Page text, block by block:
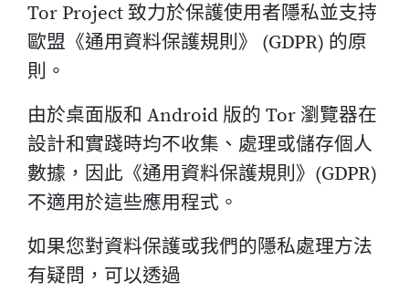
Tor Project 致力於保護使用者隱私並支持
歐盟《通用資料保護規則》 (GDPR) 的原
則。
由於桌面版和 Android 版的 Tor 瀏覽器在
設計和實踐時均不收集、處理或儲存個人
數據，因此《通用資料保護規則》(GDPR)
不適用於這些應用程式。
如果您對資料保護或我們的隱私處理方法
有疑問，可以透過